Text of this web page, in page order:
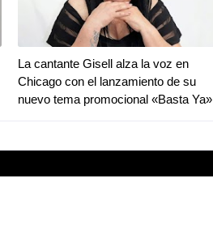
La cantante Gisell alza la voz en
Chicago con el lanzamiento de su
nuevo tema promocional «Basta Ya»